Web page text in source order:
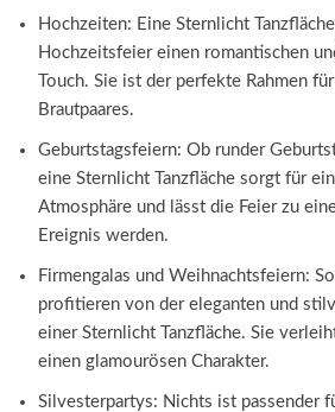
Hochzeiten: Eine Sternlicht
Hochzeitsfeier einen romantischen
Touch. Sie ist der perfekte Rahmen
Brautpaares.
Geburtstagsfeiern: Ob runder
eine Sternlicht Tanzfläche sorgt für
Atmosphäre und lässt die Feier zu
Ereignis werden.
Firmengalas und Weihnachtsfeiern:
profitieren von der eleganten und
einer Sternlicht Tanzfläche. Sie
einen glamourösen Charakter.
Silvesterpartys: Nichts ist passender